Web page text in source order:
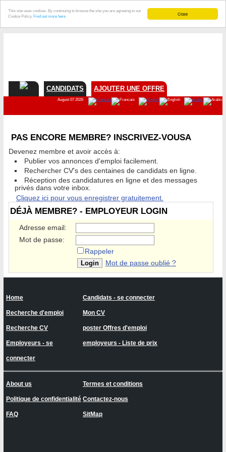
Close
This site uses cookies. By continuing to browse the site you are agreeing to our
Cookie Policy. Find out more here
CANDIDATS AJOUTER UNE OFFRE
August 07 2026
PAS ENCORE MEMBRE? INSCRIVEZ-VOUSA
Devenez membre et avoir accès à:
Publier vos annonces d'emploi facilement.
Rechercher CV's des centaines de candidats en ligne.
Réception des candidatures en ligne et des messages
privés dans votre inbox.
Cliquez ici pour vous enregistrer gratuitement.
DÉJÀ MEMBRE? - EMPLOYEUR LOGIN
Adresse email:
Mot de passe:
Rappeler
Mot de passe oublié ?
Home Candidats - se connecter
Recherche d'emploi Mon CV
Recherche CV poster Offres d'emploi
Employeurs - se
connecter
employeurs - Liste de prix
About us Termes et conditions
Politique de confidentialité Contactez-nous
FAQ SitMap